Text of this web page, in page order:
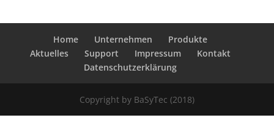
Home Unternehmen
Produkte
Aktuelles
Support Impressum
Kontakt
Datenschutzerklärung
Copyright by BaSyTec (2018)